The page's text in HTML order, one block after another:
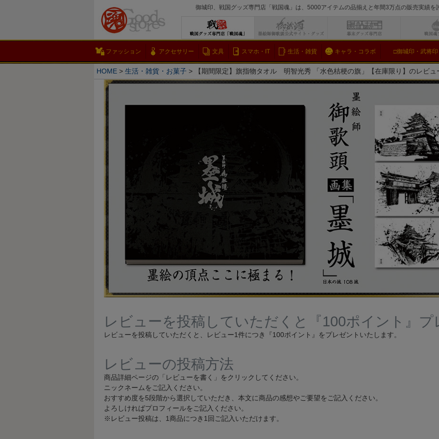
御城印、戦国グッズ専門店「戦国魂」は、5000アイテムの品揃えと年間3万点の販売実績
検索
ファッション アクセサリー 文具 スマホ・IT 生活・雑貨 キャラ・コラボ □御城印・武将印
HOME 生活・雑貨・お菓子 【期間限定】旗指物タオル 明智光秀 「水色桔梗の旗」【在庫限り】のレビュ
レビューを投稿していただくと『100ポイント』プ
レビューを投稿していただくと、レビュー1件につき『100ポイント』をプレゼントいたします。
レビューの投稿方法
商品詳細ページの「レビューを書く」をクリックしてください。
ニックネームをご記入ください。
おすすめ度を5段階から選択していただき、本文に商品の感想やご要望をご記入ください。
よろしければプロフィールをご記入ください。
※レビュー投稿は、1商品につき1回ご記入いただけます。